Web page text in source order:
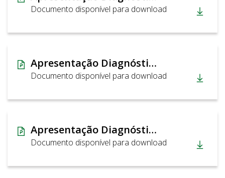
Documento disponível para download
Apresentação Diagnóstico da Situação Computacional do GDF
Documento disponível para download
Apresentação Diagnóstico da Situação Computacional do GDF
Documento disponível para download